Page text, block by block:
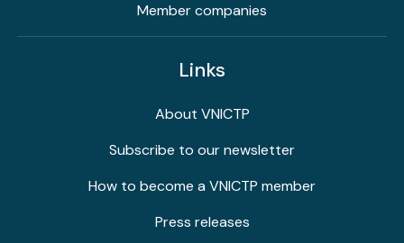
Member companies
Links
About VNICTP
Subscribe to our newsletter
How to become a VNICTP member
Press releases